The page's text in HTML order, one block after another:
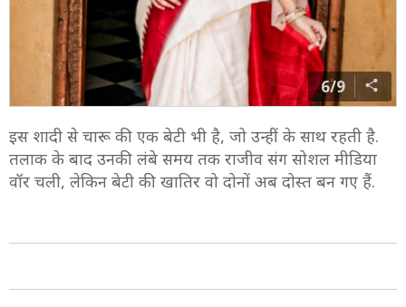
6/9
इस शादी से चारू की एक बेटी भी है, जो उन्हीं के साथ रहती है.
तलाक के बाद उनकी लंबे समय तक राजीव संग सोशल मीडिया
वॉर चली, लेकिन बेटी की खातिर वो दोनों अब दोस्त बन गए हैं.